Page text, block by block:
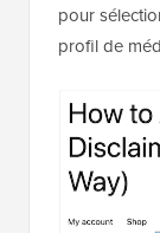
pour
profil de